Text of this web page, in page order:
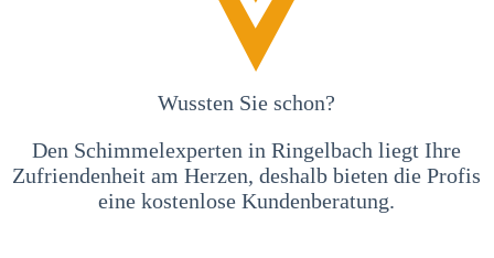
Wussten Sie schon?
Den Schimmelexperten in Ringelbach liegt Ihre
Zufriendenheit am Herzen, deshalb bieten die Profis
eine kostenlose Kundenberatung.